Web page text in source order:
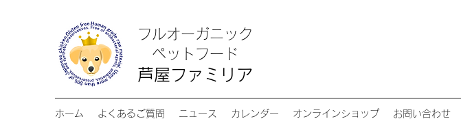
フルオーガニック
​ペットフード
芦屋ファミリア
ホーム よくあるご質問 ニュース カレンダー オンラインショップ お問い合わせ